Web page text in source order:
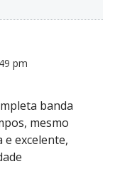
pm
banda
mesmo
e excelente,